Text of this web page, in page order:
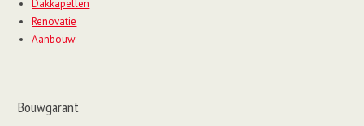
Dakkapellen
Renovatie
Aanbouw
Bouwgarant